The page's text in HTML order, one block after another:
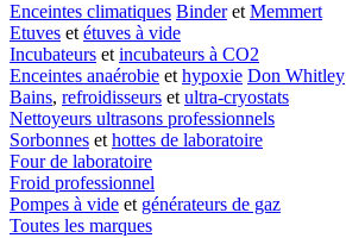
Enceintes climatiques Binderet Memmert
Etuves et étuves à vide
Incubateurs et incubateurs à CO2
Enceintes anaérobie et hypoxie Don Whitley
Bains, refroidisseurs et ultra-cryostats
Nettoyeurs ultrasons professionnels
Sorbonnes et hottes de laboratoire
Four de laboratoire
Froid professionnel
Pompes à vide et générateurs de gaz
Toutes les marques